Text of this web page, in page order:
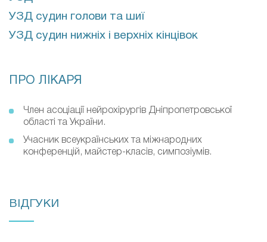
УЗД судин голови та шиї
УЗД судин нижніх і верхніх кінцівок
ПРО ЛІКАРЯ
Член асоціації нейрохірургів Дніпропетровської
області та України.
Учасник всеукраїнських та міжнародних
конференцій, майстер-класів, симпозіумів.
ВІДГУКИ